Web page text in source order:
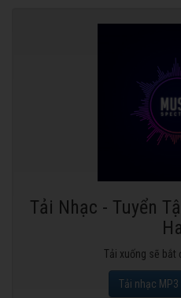
Tải Nhạc - Tuyển
Tải xuống sẽ bắt
Tải nhạc MP3